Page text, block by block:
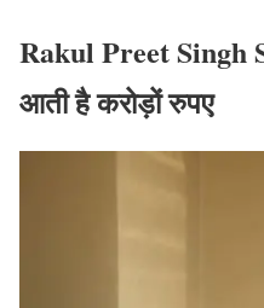
Rakul Preet Singh
आती है करोड़ों रुपए